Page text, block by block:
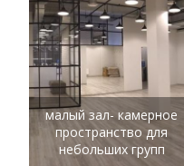
малый зал- камерное
пространство для
небольших групп